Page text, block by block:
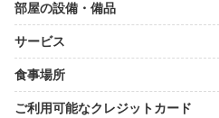
部屋の設備・備品
サービス
食事場所
ご利用可能なクレジットカード